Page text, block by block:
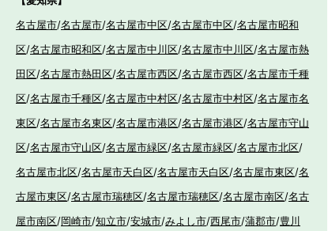
名古屋市/名古屋市/名古屋市中区/名古屋市中区/名古屋市昭和
区/名古屋市昭和区/名古屋市中川区/名古屋市中川区/名古屋市熱
田区/名古屋市熱田区/名古屋市西区/名古屋市西区/名古屋市千種
区/名古屋市千種区/名古屋市中村区/名古屋市中村区/名古屋市名
東区/名古屋市名東区/名古屋市港区/名古屋市港区/名古屋市守山
区/名古屋市守山区/名古屋市緑区/名古屋市緑区/名古屋市北区/
名古屋市北区/名古屋市天白区/名古屋市天白区/名古屋市東区/名
古屋市東区/名古屋市瑞穂区/名古屋市瑞穂区/名古屋市南区/名古
屋市南区/岡崎市/知立市/安城市/みよし市/西尾市/蒲郡市/豊川